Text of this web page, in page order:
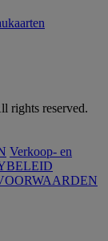
rights reserved.
Verkoop- en